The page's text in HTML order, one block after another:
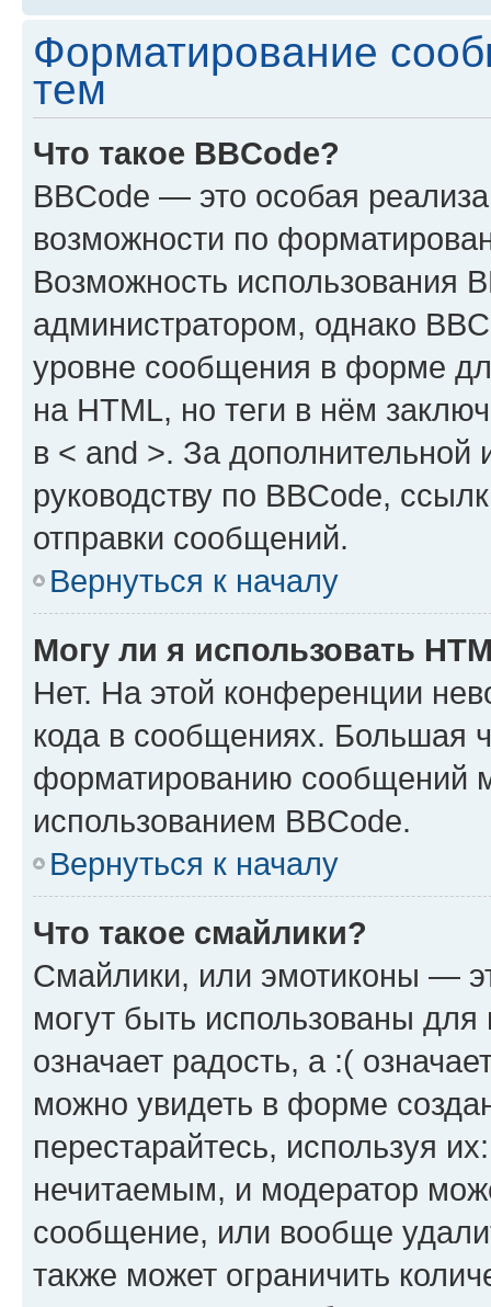
Форматирование
тем
Что такое BBCode?
BBCode — это особая
возможности по
Возможность использования
администратором, однако
уровне сообщения в форме
на HTML, но теги в нём
в < and >. За
руководству по BBCode,
отправки сообщений.
Вернуться к началу
Могу ли я использовать
Нет. На этой конференции
кода в сообщениях. Большая
форматированию сообщений
использованием BBCode.
Вернуться к началу
Что такое смайлики?
Смайлики, или эмотиконы —
могут быть использованы
означает радость, а :(
можно увидеть в форме
перестарайтесь, используя
нечитаемым, и модератор
сообщение, или вообще
также может ограничить